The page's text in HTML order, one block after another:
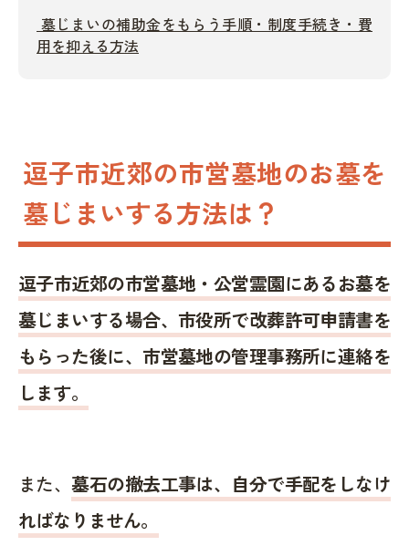
墓じまいの補助金をもらう手順・制度手続き・費
用を抑える方法
逗子市近郊の市営墓地のお墓を
墓じまいする方法は？
逗子市近郊の市営墓地・公営霊園にあるお墓を
墓じまいする場合、市役所で改葬許可申請書を
もらった後に、市営墓地の管理事務所に連絡を
します。
また、墓石の撤去工事は、自分で手配をしなけ
ればなりません。